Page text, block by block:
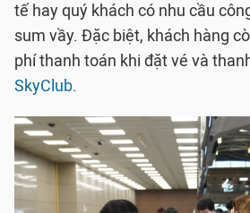
tế hay quý khách có nhu cầu
sum vầy. Đặc biệt, khách hàng
phí thanh toán khi đặt vé và
SkyClub.